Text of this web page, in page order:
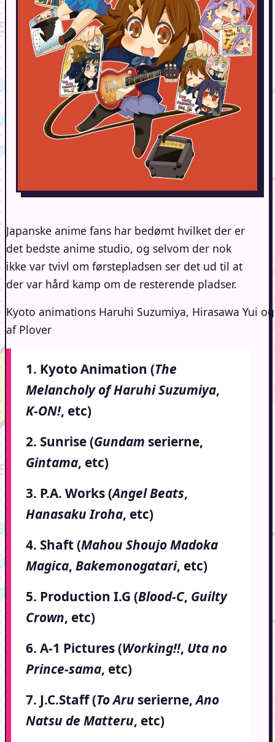
Japanske anime fans har bedømt hvilket der er
det bedste anime studio, og selvom der nok
ikke var tvivl om førstepladsen ser det ud til at
der var hård kamp om de resterende pladser.
Kyoto animations Haruhi Suzumiya, Hirasawa Yui
af Plover
1. Kyoto Animation (The
Melancholy of Haruhi Suzumiya,
K-ON!, etc)
2. Sunrise (Gundam serierne,
Gintama, etc)
3. P.A. Works (Angel Beats,
Hanasaku Iroha, etc)
4. Shaft (Mahou Shoujo Madoka
Magica, Bakemonogatari, etc)
5. Production I.G (Blood-C, Guilty
Crown, etc)
6. A-1 Pictures (Working!!, Uta no
Prince-sama, etc)
7. J.C.Staff (To Aru serierne,Ano
Natsu de Matteru, etc)